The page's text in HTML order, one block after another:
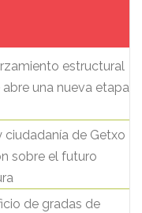
estructural
una nueva etapa
ciudadanía de Getxo
sobre el futuro
de gradas de